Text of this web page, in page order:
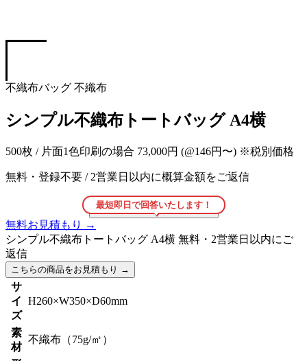
不織布バッグ 不織布
シンプル不織布トートバッグ A4横
500枚 / 片面1色印刷の場合 73,000円 (@146円〜) ※税別価格
無料・登録不要 / 2営業日以内に概算金額をご返信
最短即日で回答いたします！
こちらの商品をお見積もり →
無料お見積もり
→
シンプル不織布トートバッグ A4横 無料・2営業日以内にご
返信
こちらの商品をお見積もり →
サ
イ
ズ
H260×W350×D60mm
素
材
不織布（75g/㎡）